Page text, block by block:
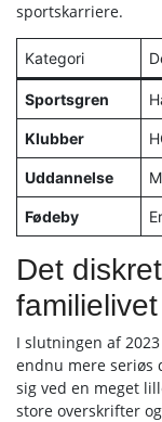
sportskarriere.
Kategori
Sportsgren
Klubber
Uddannelse
Fødeby
Det
familielivet
I slutningen af
endnu mere seriøs
sig ved en meget
store overskrifter